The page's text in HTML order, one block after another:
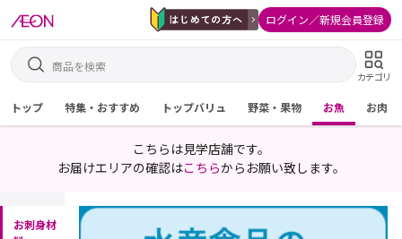
ログイン／新規会員登録
カテゴリ
トップ 特集・おすすめ トップバリュ 野菜・果物 お魚 お肉
こちらは見学店舗です。
お届けエリアの確認はこちらからお願い致します。
お刺身材